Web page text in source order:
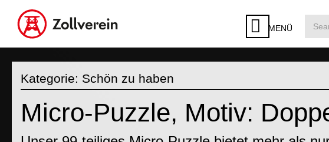
MENÜ
Kategorie: Schön zu haben
Micro-Puzzle, Motiv: